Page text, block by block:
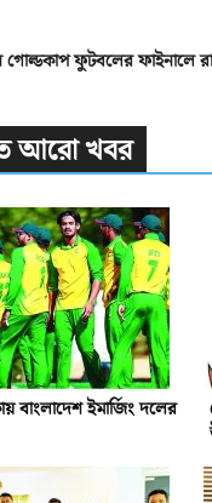
গোল্ডকাপ ফুটবলের ফাইনালে
আরো খবর
বাংলাদেশ ইমার্জিং দলের